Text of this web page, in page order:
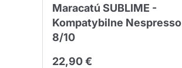
Maracatú SUBLIME -
Kompatybilne Nespresso
8/10
22,90 €